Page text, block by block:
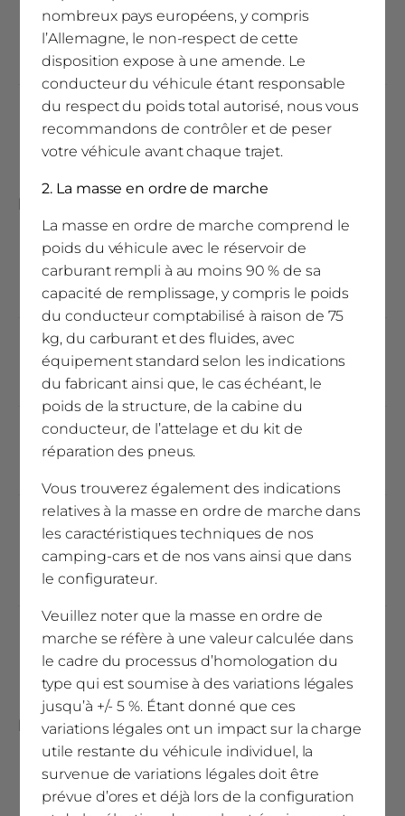
Réservoir eau propre en position de marche
150 l.
Taille de la trappe de rangement à l'arrière
650 x 550
Poids
Poids total autorisé (kg) (1)
3500 / 4250 / 4400 kg
Poids tractable (freiné)
2000 / 1800 / 1750 kg
Poids à vide en ordre de marche (kg)
Dimensions maximales pour les paquets et les
équipements spéciaux
(4)
51,60
Masse des options spécifiques au pays
48
Places assises et couchées
Transformation de la dinette en lit (mm)
2000 x 1400
nombreux pays européens, y compris
l’Allemagne, le non-respect de cette
disposition expose à une amende. Le
conducteur du véhicule étant responsable
du respect du poids total autorisé, nous vous
recommandons de contrôler et de peser
votre véhicule avant chaque trajet.
2. La masse en ordre de marche
La masse en ordre de marche comprend le
poids du véhicule avec le réservoir de
carburant rempli à au moins 90 % de sa
capacité de remplissage, y compris le poids
du conducteur comptabilisé à raison de 75
kg, du carburant et des fluides, avec
équipement standard selon les indications
du fabricant ainsi que, le cas échéant, le
poids de la structure, de la cabine du
conducteur, de l’attelage et du kit de
réparation des pneus.
Vous trouverez également des indications
relatives à la masse en ordre de marche dans
les caractéristiques techniques de nos
camping-cars et de nos vans ainsi que dans
le configurateur.
Veuillez noter que la masse en ordre de
marche se réfère à une valeur calculée dans
le cadre du processus d’homologation du
type qui est soumise à des variations légales
jusqu’à +/- 5 %. Étant donné que ces
variations légales ont un impact sur la charge
utile restante du véhicule individuel, la
survenue de variations légales doit être
prévue d’ores et déjà lors de la configuration